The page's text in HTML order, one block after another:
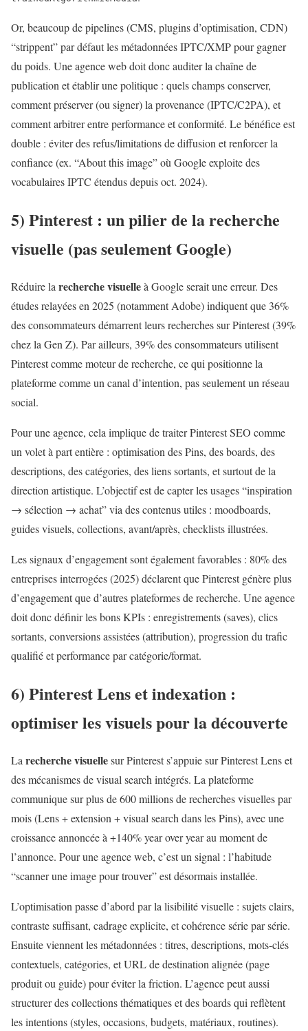
Or, beaucoup de pipelines (CMS, plugins d’optimisation, CDN)
“strippent” par défaut les métadonnées IPTC/XMP pour gagner
du poids. Une agence web doit donc auditer la chaîne de
publication et établir une politique : quels champs conserver,
comment préserver (ou signer) la provenance (IPTC/C2PA), et
comment arbitrer entre performance et conformité. Le bénéfice est
double : éviter des refus/limitations de diffusion et renforcer la
confiance (ex. “About this image” où Google exploite des
vocabulaires IPTC étendus depuis oct. 2024).
5) Pinterest : un pilier de larecherche
visuelle (pas seulement Google)
Réduire la recherche visuelleà Google serait une erreur. Des
études relayées en 2025 (notamment Adobe) indiquent que 36%
des consommateurs démarrent leurs recherches sur Pinterest (39%
chez la Gen Z). Par ailleurs, 39% des consommateurs utilisent
Pinterest comme moteur de recherche, ce qui positionne la
plateforme comme un canal d’intention, pas seulement un réseau
social.
Pour une agence, cela implique de traiter Pinterest SEO comme
un volet à part entière : optimisation des Pins, des boards, des
descriptions, des catégories, des liens sortants, et surtout de la
direction artistique. L’objectif est de capter les usages “inspiration
→ sélection → achat” via des contenus utiles : moodboards,
guides visuels, collections, avant/après, checklists illustrées.
Les signaux d’engagement sont également favorables : 80% des
entreprises interrogées (2025) déclarent que Pinterest génère plus
d’engagement que d’autres plateformes de recherche. Une agence
doit donc définir les bons KPIs : enregistrements (saves), clics
sortants, conversions assistées (attribution), progression du trafic
qualifié et performance par catégorie/format.
6) Pinterest Lens et indexation :
optimiser les visuels pour la découverte
La recherche visuellesur Pinterest s’appuie sur Pinterest Lens et
des mécanismes de visual search intégrés. La plateforme
communique sur plus de 600 millions de recherches visuelles par
mois (Lens + extension + visual search dans les Pins), avec une
croissance annoncée à +140% year over year au moment de
l’annonce. Pour une agence web, c’est un signal : l’habitude
“scanner une image pour trouver” est désormais installée.
L’optimisation passe d’abord par la lisibilité visuelle : sujets clairs,
contraste suffisant, cadrage explicite, et cohérence série par série.
Ensuite viennent les métadonnées : titres, descriptions, mots-clés
contextuels, catégories, et URL de destination alignée (page
produit ou guide) pour éviter la friction. L’agence peut aussi
structurer des collections thématiques et des boards qui reflètent
les intentions (styles, occasions, budgets, matériaux, routines).